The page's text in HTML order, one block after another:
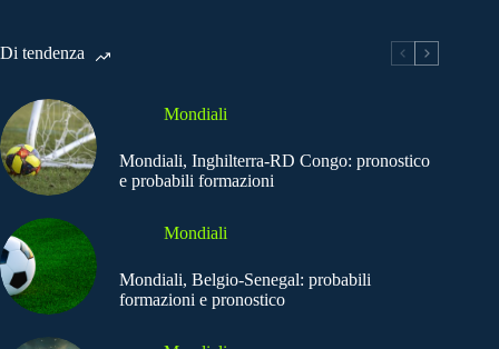
Di tendenza
Mondiali
Mondiali, Inghilterra-RD Congo: pronostico
e probabili formazioni
Mondiali
Mondiali, Belgio-Senegal: probabili
formazioni e pronostico